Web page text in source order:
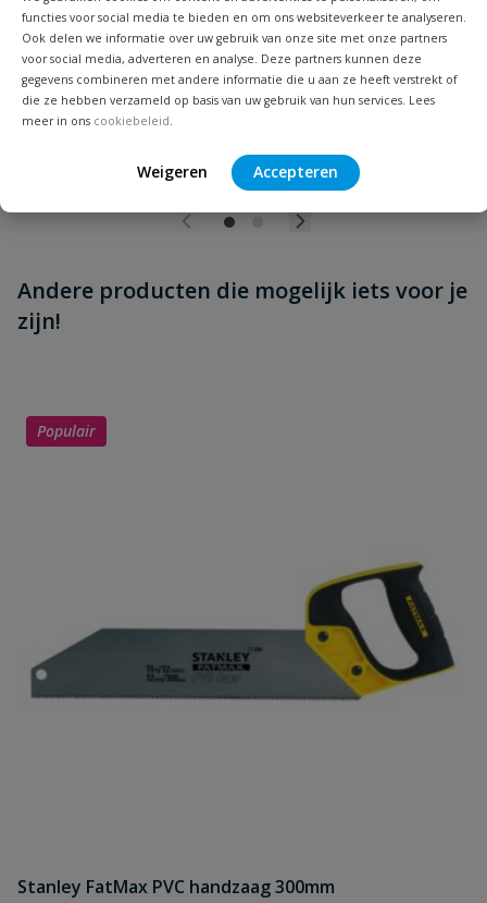
functies voor social media te bieden en om ons websiteverkeer te analyseren.
Ook delen we informatie over uw gebruik van onze site met onze partners
voor social media, adverteren en analyse. Deze partners kunnen deze
gegevens combineren met andere informatie die u aan ze heeft verstrekt of
die ze hebben verzameld op basis van uw gebruik van hun services. Lees
meer in ons cookiebeleid.
Weigeren Accepteren
Op voorraad
vanaf
€20,74
Andere producten die mogelijk iets voor je
zijn!
Populair
Stanley FatMax PVC handzaag 300mm